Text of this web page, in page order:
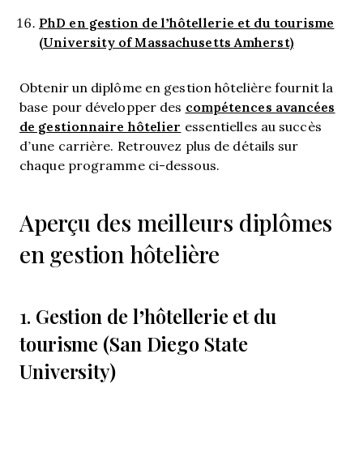
PhD en gestion de l’hôtellerie et du tourisme
(University of Massachusetts Amherst)
Obtenir un diplôme en gestion hôtelière fournit la
base pour développer des compétences avancées
de gestionnaire hôtelier essentielles au succès
d’une carrière. Retrouvez plus de détails sur
chaque programme ci-dessous.
Aperçu des meilleurs diplômes
en gestion hôtelière
1. Gestion de l’hôtellerie et du
tourisme (San Diego State
University)